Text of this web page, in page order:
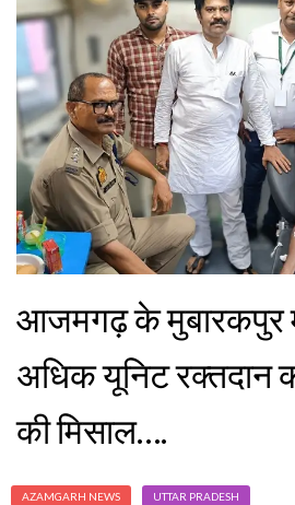
आजमगढ़ के मुबारकपुर
अधिक यूनिट रक्तदान
की मिसाल….
AZAMGARH NEWS UTTAR PRADESH